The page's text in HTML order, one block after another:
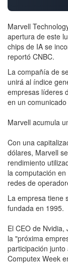
Marvell
apertura de este
chips de IA se
reportó CNBC.
La compañía de
unirá al índice
empresas líderes
en un
Marvell acumula
Con una
dólares, Marvell
rendimiento
la computación
redes de
La empresa tiene
fundada en 1995.
El CEO de
la "próxima
participación
Computex Week